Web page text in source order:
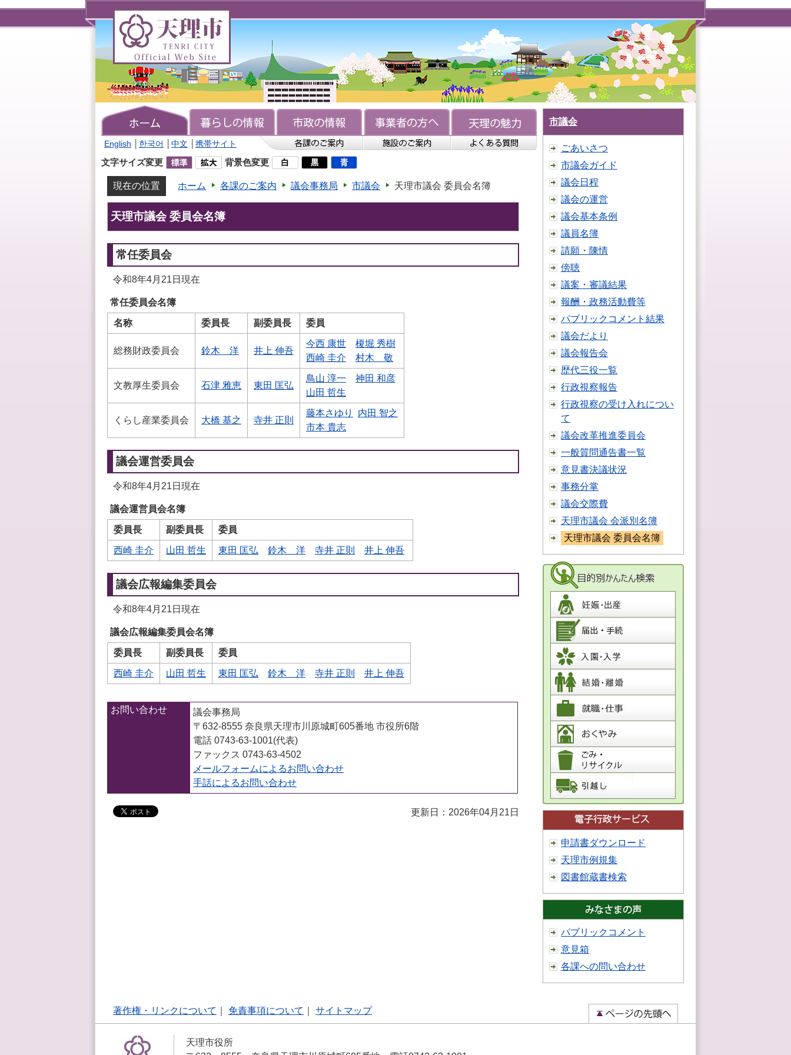
理
TENRI
Official
Site
English 한국어 中文 携帯サイト
文字サイズ変更 背景色変更
現在の位置 ホーム 各課のご案内 議会事務局 市議会 天理市議会 委員会名簿
天理市議会 委員会名簿
常任委員会
令和8年4月21日現在
常任委員会名簿
名称 委員長 副委員長 委員
総務財政委員会 鈴木 洋 井上 伸吾
今西 康世
榎堀 秀樹
西崎 圭介
村木 敬
文教厚生委員会 石津 雅恵 東田 匡弘
鳥山 淳一
神田 和彦
山田 哲生
くらし産業委員会 大橋 基之 寺井 正則
藤本さゆり
内田 智之
市本 貴志
議会運営委員会
令和8年4月21日現在
議会運営員会名簿
委員長 副委員長 委員
西崎 圭介 山田 哲生 東田 匡弘 鈴木 洋 寺井 正則 井上 伸吾
議会広報編集委員会
令和8年4月21日現在
議会広報編集委員会名簿
委員長 副委員長 委員
西崎 圭介 山田 哲生 東田 匡弘 鈴木 洋 寺井 正則 井上 伸吾
お問い合わせ
議会事務局
〒632-8555 奈良県天理市川原城町605番地 市役所6階
電話 0743-63-1001(代表)
ファックス 0743-63-4502
メールフォームによるお問い合わせ
手話によるお問い合わせ
更新日：2026年04月21日
市議会
ごあいさつ
市議会ガイド
議会日程
議会の運営
議会基本条例
議員名簿
請願・陳情
傍聴
議案・審議結果
報酬・政務活動費等
パブリックコメント結果
議会だより
議会報告会
歴代三役一覧
行政視察報告
行政視察の受け入れについ
て
議会改革推進委員会
一般質問通告書一覧
意見書決議状況
事務分掌
議会交際費
天理市議会 会派別名簿
天理市議会 委員会名簿
申請書ダウンロード
天理市例規集
図書館蔵書検索
パブリックコメント
意見箱
各課への問い合わせ
著作権・リンクについて 免責事項について サイトマップ
天理市役所